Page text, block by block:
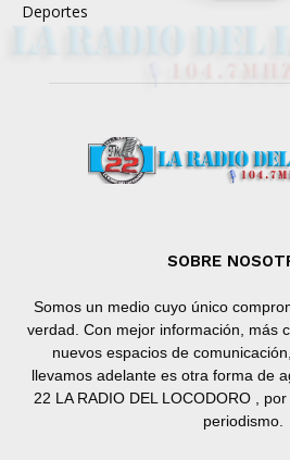
Deportes
SOBRE
Somos un medio cuyo único
verdad. Con mejor información, más
nuevos espacios de
llevamos adelante es otra forma de
22 LA RADIO DEL LOCODORO ,
periodismo.